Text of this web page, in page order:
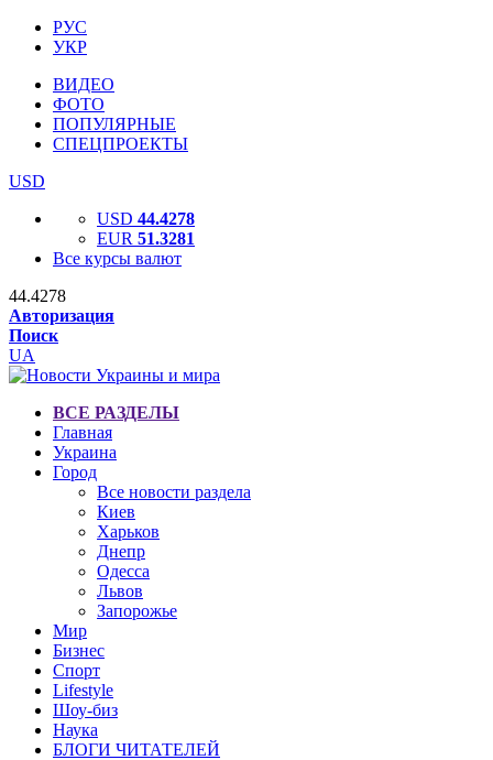
РУС
УКР
ВИДЕО
ФОТО
ПОПУЛЯРНЫЕ
СПЕЦПРОЕКТЫ
USD
USD 44.4278
EUR 51.3281
Все курсы валют
44.4278
Авторизация
Поиск
UA
ВСЕ РАЗДЕЛЫ
Главная
Украина
Город
Все новости раздела
Киев
Харьков
Днепр
Одесса
Львов
Запорожье
Мир
Бизнес
Спорт
Lifestyle
Шоу-биз
Наука
БЛОГИ ЧИТАТЕЛЕЙ